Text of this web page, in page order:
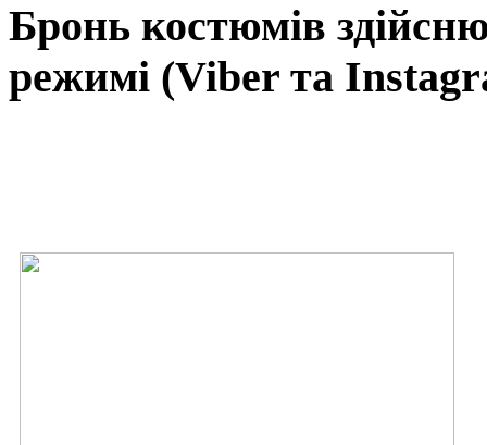
Бронь костюмів
режимі (Viber та